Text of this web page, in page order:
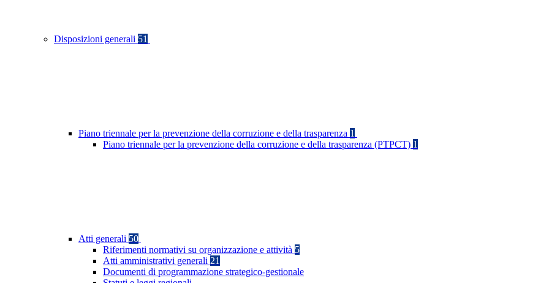
Disposizioni generali 51
Piano triennale per la prevenzione della corruzione e della trasparenza 1
Piano triennale per la prevenzione della corruzione e della trasparenza (PTPCT) 1
Atti generali 50
Riferimenti normativi su organizzazione e attività 5
Atti amministrativi generali 21
Documenti di programmazione strategico-gestionale